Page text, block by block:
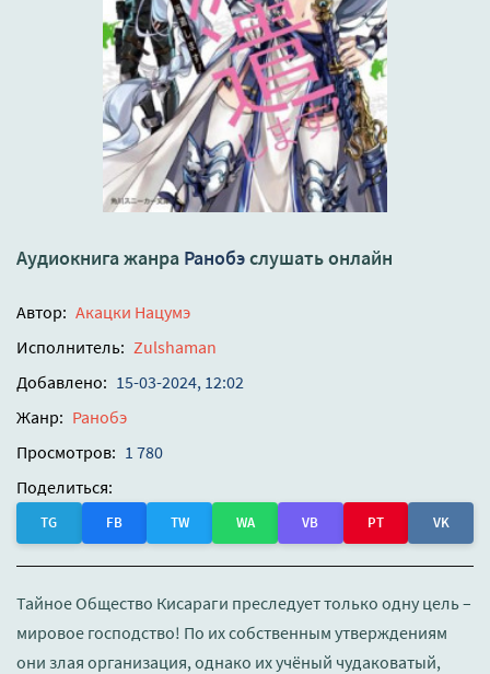
Аудиокнига жанра Ранобэслушать онлайн
Автор: Акацки Нацумэ
Исполнитель: Zulshaman
Добавлено: 15-03-2024, 12:02
Жанр: Ранобэ
Просмотров: 1 780
Поделиться:
TG FB TW WA VB PT VK
Тайное Общество Кисараги преследует только одну цель –
мировое господство! По их собственным утверждениям
они злая организация, однако их учёный чудаковатый,